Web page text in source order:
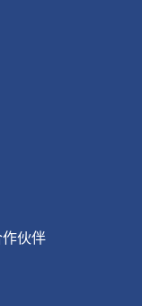
，但您可以采取以
视慢性疼痛 如果您
，请不要等到病情
得准确的诊断和合
5400中文热线：
伙伴